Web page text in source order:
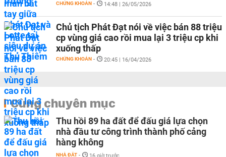
CHỨNG KHOÁN - 14:48 | 26/05/2026
Chủ tịch Phát Đạt nói về việc bán 88 triệu
cp vùng giá cao rồi mua lại 3 triệu cp khi
xuống thấp
CHỨNG KHOÁN - 20:45 | 16/04/2026
Cùng chuyên mục
Thu hồi 89 ha đất để đấu giá lựa chọn
nhà đầu tư công trình thành phố cảng
hàng không
NHÀ ĐẤT -